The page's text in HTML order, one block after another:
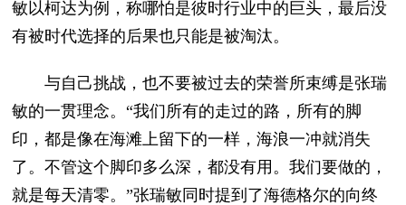
敏以柯达为例，称哪怕是彼时行业中的巨头，最后没
有被时代选择的后果也只能是被淘汰。
与自己挑战，也不要被过去的荣誉所束缚是张瑞
敏的一贯理念。“我们所有的走过的路，所有的脚
印，都是像在海滩上留下的一样，海浪一冲就消失
了。不管这个脚印多么深，都没有用。我们要做的，
就是每天清零。”张瑞敏同时提到了海德格尔的向终